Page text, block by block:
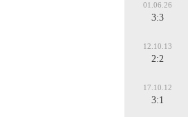
01.06.26
3:3
12.10.13
2:2
17.10.12
3:1